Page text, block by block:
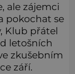
ale zájemci
pokochat se
Klub přátel
letošních
zkušebním
září.